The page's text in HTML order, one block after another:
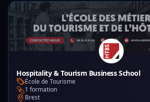
Hospitality & Tourism Business School
École de Tourisme
1 formation
Brest